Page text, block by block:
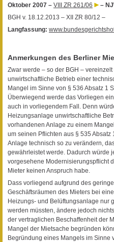
Oktober 2007 – VIII ZR 261/06
–
BGH v. 18.12.2013 – XII ZR 80/12 –
Langfassung:
Anmerkungen des Berliner
Zwar werde – so der BGH –
unwirtschaftliche Betrieb einer
Mangel im Sinne von § 536 Absatz 1
Überwiegend werde das Vorliegen
auch in vorliegendem Fall. Denn
Heizungsanlage unwirtschaftliche
vorhandenen Anlage zu einem
um seinen Pflichten aus § 535 Absatz
Anlage technisch so zu verändern,
gewährleistet werde. Dadurch würde
vorgesehene Modernisierungspflicht
Mieter keinen Anspruch habe.
Dass vorliegend aufgrund des
Geschäftsräumen des Mieters bei
Heizungs- und Belüftungsanlage nur
werden müssten, ändere jedoch
der vertraglichen Beschaffenheit der
Mangel der Mietsache begründen
Begründung eines Mangels im Sinne